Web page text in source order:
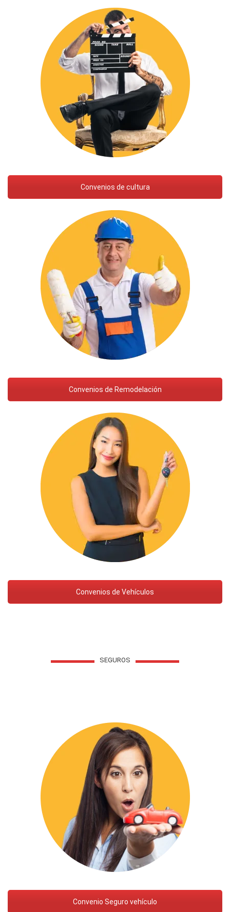
Convenios de cultura
Convenios de Remodelación
Convenios de Vehículos
SEGUROS
Convenio Seguro vehículo